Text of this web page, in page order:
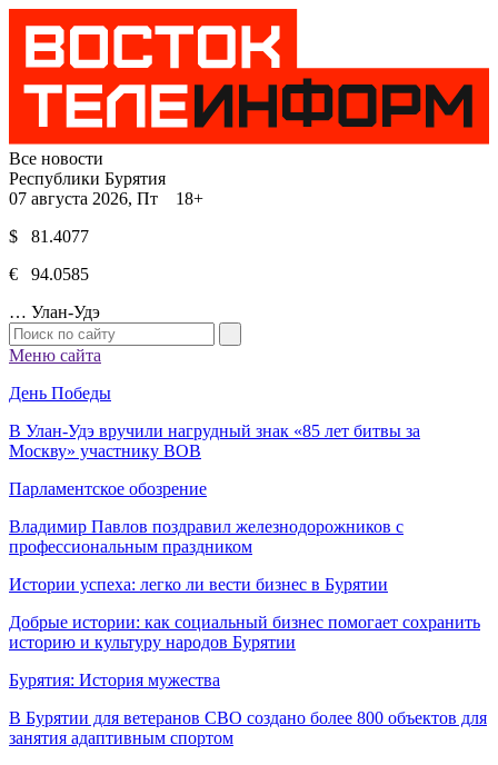
Все новости
Республики Бурятия
07 августа 2026, Пт 18+
$ 81.4077
€ 94.0585
… Улан-Удэ
Меню сайта
День Победы
В Улан-Удэ вручили нагрудный знак «85 лет битвы за
Москву» участнику ВОВ
Парламентское обозрение
Владимир Павлов поздравил железнодорожников с
профессиональным праздником
Истории успеха: легко ли вести бизнес в Бурятии
Добрые истории: как социальный бизнес помогает сохранить
историю и культуру народов Бурятии
Бурятия: История мужества
В Бурятии для ветеранов СВО создано более 800 объектов для
занятия адаптивным спортом